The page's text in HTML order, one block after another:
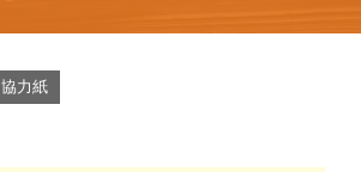
協力紙